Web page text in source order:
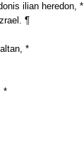
ilian heredon, *
¶
*
*